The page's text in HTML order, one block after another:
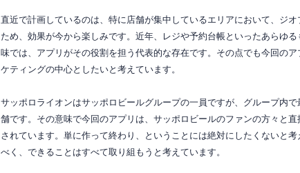
直近で計画しているのは、特に店舗が集中しているエリアにおいて、ジ
ため、効果が今から楽しみです。近年、レジや予約台帳といったあらゆる
味では、アプリがその役割を担う代表的な存在です。 その点でも今回の
ケティングの中心としたいと考えています。
サッポロライオンはサッポロビールグループの一員ですが、グループ内
舗です。その意味で今回のアプリは、サッポロビールのファンの方々と
されています。単に作って終わり、ということには絶対にしたくないと
べく、できることはすべて取り組もうと考えています。